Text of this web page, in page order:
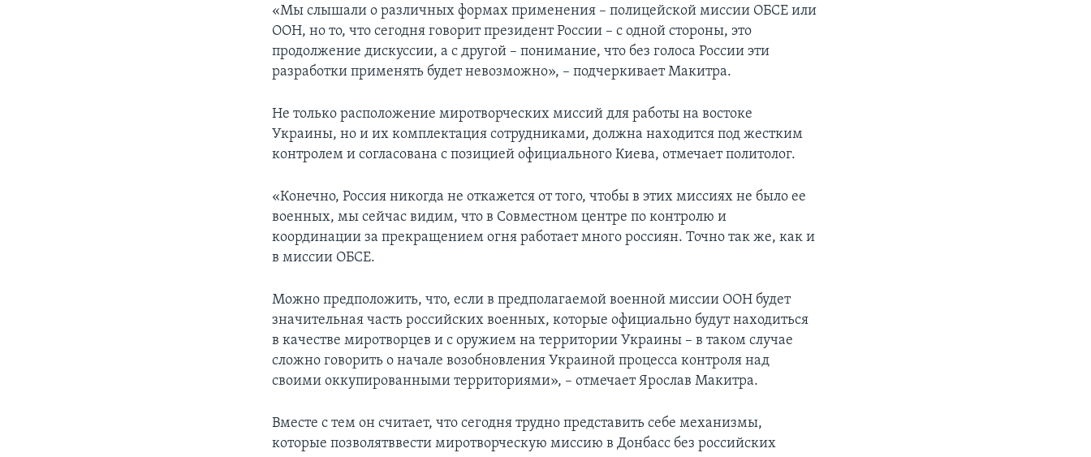
«Мы слышали о различных формах применения – полицейской миссии ОБСЕ или
ООН, но то, что сегодня говорит президент России – с одной стороны, это
продолжение дискуссии, а с другой – понимание, что без голоса России эти
разработки применять будет невозможно», – подчеркивает Макитра.
Не только расположение миротворческих миссий для работы на востоке
Украины, но и их комплектация сотрудниками, должна находится под жестким
контролем и согласована с позицией официального Киева, отмечает политолог.
«Конечно, Россия никогда не откажется от того, чтобы в этих миссиях не было ее
военных, мы сейчас видим, что в Совместном центре по контролю и
координации за прекращением огня работает много россиян. Точно так же, как и
в миссии ОБСЕ.
Можно предположить, что, если в предполагаемой военной миссии ООН будет
значительная часть российских военных, которые официально будут находиться
в качестве миротворцев и с оружием на территории Украины – в таком случае
сложно говорить о начале возобновления Украиной процесса контроля над
своими оккупированными территориями», – отмечает Ярослав Макитра.
Вместе с тем он считает, что сегодня трудно представить себе механизмы,
которые позволятввести миротворческую миссию в Донбасс без российских